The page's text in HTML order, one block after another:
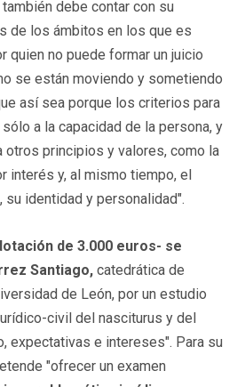
debe contar con su
de los ámbitos en los que es
quien no puede formar un juicio
se están moviendo y sometiendo
así sea porque los criterios para
a la capacidad de la persona, y
otros principios y valores, como la
interés y, al mismo tiempo, el
identidad y personalidad".
de 3.000 euros- se
Santiago, catedrática de
de León, por un estudio
civil del nasciturus y del
expectativas e intereses". Para su
"ofrecer un examen